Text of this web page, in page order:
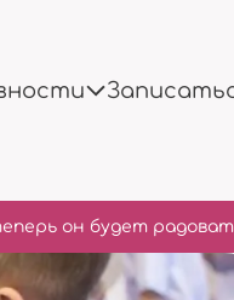
он будет